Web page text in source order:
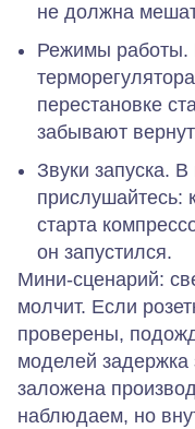
не должна
Режимы работы.
перестановке
забывают
Звуки запуска. В
прислушайтесь:
старта
он запустился.
Мини‑сценарий:
молчит. Если
проверены,
моделей задержка
заложена
наблюдаем, но